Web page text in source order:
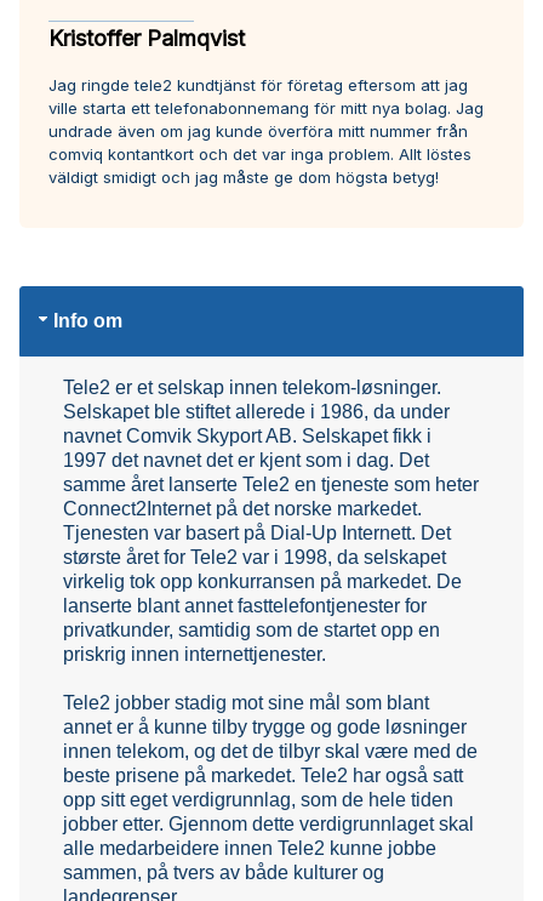
Kristoffer Palmqvist
Jag ringde tele2 kundtjänst för företag eftersom att jag
ville starta ett telefonabonnemang för mitt nya bolag. Jag
undrade även om jag kunde överföra mitt nummer från
comviq kontantkort och det var inga problem. Allt löstes
väldigt smidigt och jag måste ge dom högsta betyg!
Info om
Tele2 er et selskap innen telekom-løsninger.
Selskapet ble stiftet allerede i 1986, da under
navnet Comvik Skyport AB. Selskapet fikk i
1997 det navnet det er kjent som i dag. Det
samme året lanserte Tele2 en tjeneste som heter
Connect2Internet på det norske markedet.
Tjenesten var basert på Dial-Up Internett. Det
største året for Tele2 var i 1998, da selskapet
virkelig tok opp konkurransen på markedet. De
lanserte blant annet fasttelefontjenester for
privatkunder, samtidig som de startet opp en
priskrig innen internettjenester.
Tele2 jobber stadig mot sine mål som blant
annet er å kunne tilby trygge og gode løsninger
innen telekom, og det de tilbyr skal være med de
beste prisene på markedet. Tele2 har også satt
opp sitt eget verdigrunnlag, som de hele tiden
jobber etter. Gjennom dette verdigrunnlaget skal
alle medarbeidere innen Tele2 kunne jobbe
sammen, på tvers av både kulturer og
landegrenser.